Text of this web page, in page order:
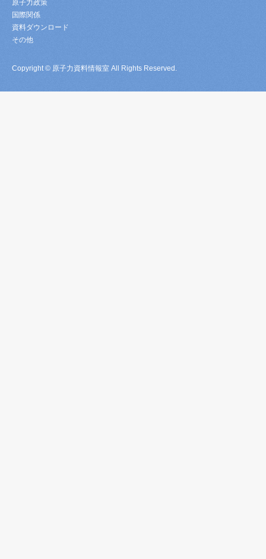
原子力政策
国際関係
資料ダウンロード
その他
Copyright © 原子力資料情報室 All Rights Reserved.